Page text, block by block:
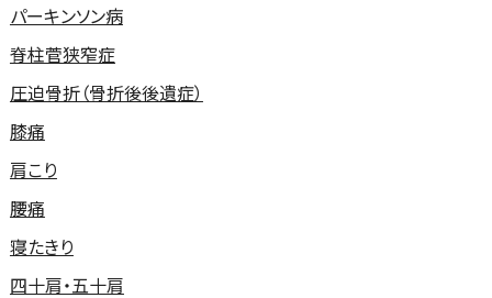
パーキンソン病
脊柱菅狭窄症
圧迫骨折（骨折後後遺症）
膝痛
肩こり
腰痛
寝たきり
四十肩・五十肩